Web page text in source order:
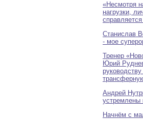
«Несмотря
нагрузки,
Станислав
- мое
Тренер
Юрий
Андрей
устремлены
Начнём с